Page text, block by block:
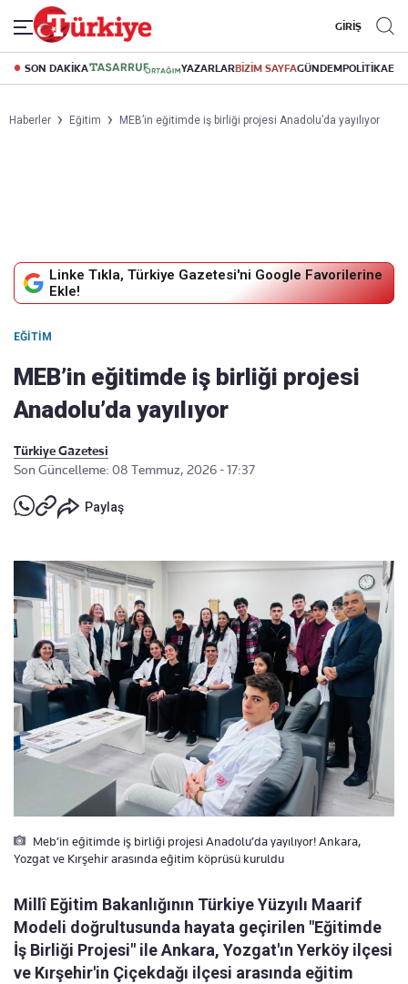
GİRİŞ
SON DAKİKA YAZARLARBİZİM SAYFAGÜNDEMPOLİTİKA
Haberler Eğitim MEB’in eğitimde iş birliği projesi Anadolu’da yayılıyor
Linke Tıkla, Türkiye Gazetesi'ni Google Favorilerine
Ekle!
EĞITIM
MEB’in eğitimde iş birliği projesi
Anadolu’da yayılıyor
Türkiye Gazetesi
Son Güncelleme: 08 Temmuz, 2026 - 17:37
Paylaş
Meb’in eğitimde iş birliği projesi Anadolu’da yayılıyor! Ankara,
Yozgat ve Kırşehir arasında eğitim köprüsü kuruldu
Millî Eğitim Bakanlığının Türkiye Yüzyılı Maarif
Modeli doğrultusunda hayata geçirilen "Eğitimde
İş Birliği Projesi" ile Ankara, Yozgat'ın Yerköy ilçesi
ve Kırşehir'in Çiçekdağı ilçesi arasında eğitim